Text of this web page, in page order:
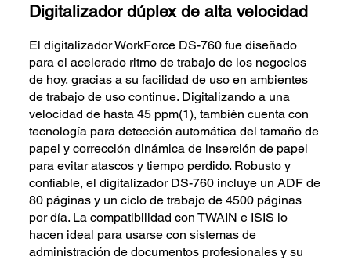
Digitalizador dúplex de alta velocidad
El digitalizador WorkForce DS-760 fue diseñado
para el acelerado ritmo de trabajo de los negocios
de hoy, gracias a su facilidad de uso en ambientes
de trabajo de uso continue. Digitalizando a una
velocidad de hasta 45 ppm(1), también cuenta con
tecnología para detección automática del tamaño de
papel y corrección dinámica de inserción de papel
para evitar atascos y tiempo perdido. Robusto y
confiable, el digitalizador DS-760 incluye un ADF de
80 páginas y un ciclo de trabajo de 4500 páginas
por día. La compatibilidad con TWAIN e ISIS lo
hacen ideal para usarse con sistemas de
administración de documentos profesionales y su